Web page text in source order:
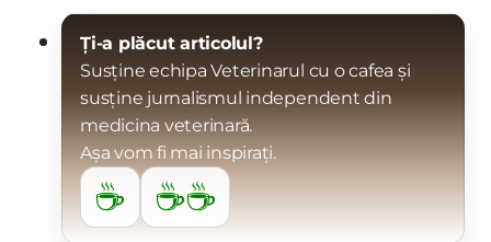
Ți-a plăcut articolul?
Susține echipa Veterinarul cu o cafea și
susține jurnalismul independent din
medicina veterinară.
Așa vom fi mai inspirați.
☕ ☕☕